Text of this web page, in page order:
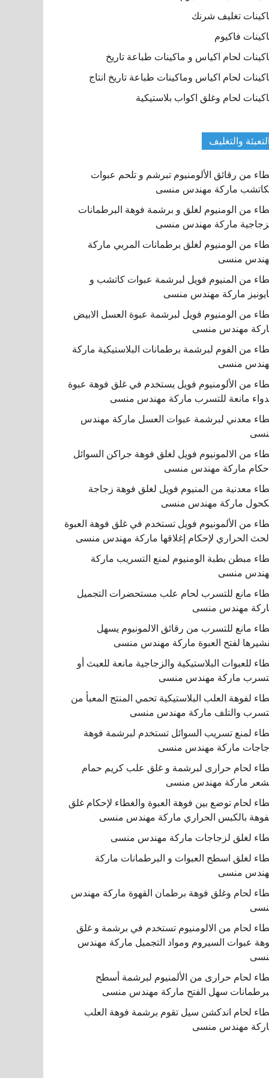
تغليف شرنك
فاكيوم
لحام اكياس و ماكينات طباعة تاريخ
لحام اكياس وماكينات طباعة تاريخ انتاج
لحام وغلق اكواب بلاستيكية
التعبئة والتغليف
من رقائق الألومنيوم تبرشم و تلحم عبوات
ماركة مهندس منسى
من الومنيوم لغلق و برشمة فوهة البرطمانات
ماركة مهندس منسى
من الومنيوم لغلق برطمانات المربي ماركة
منسى
من المنيوم فويل لبرشمة عبوات كاتشب و
ماركة مهندس منسى
من الومنيوم فويل لبرشمة عبوة العسل الابيض
مهندس منسى
من الفوم لبرشمة برطمانات البلاستيكية ماركة
منسى
من الألومنيوم فويل يستخدم في غلق فوهة عبوة
مانعة للتسرب ماركة مهندس منسى
معدني لبرشمة عبوات العسل ماركة مهندس
من الالمونيوم فويل لغلق فوهة جراكن السوائل
ماركة مهندس منسى
معدنية من المنيوم فويل لغلق فوهة زجاجة
ماركة مهندس منسى
من الألمونيوم فويل تستخدم في غلق فوهة العبوة
الحراري لإحكام إغلاقها ماركة مهندس منسى
مبطن بطبة الومنيوم لمنع التسريب ماركة
منسى
مانع للتسرب لحام علب مستحضرات التجميل
مهندس منسى
مانع للتسرب من رقائق الالمونيوم يسهل
لفتح العبوة ماركة مهندس منسى
للعبوات البلاستيكية والزجاجية مانعة للعبث أو
ماركة مهندس منسى
لفوهة العلب البلاستيكية تحمي المنتج المعبأ من
والتلف ماركة مهندس منسى
لمنع تسريب السوائل تستخدم لبرشمة فوهة
ماركة مهندس منسى
لحام حرارى لبرشمة و غلق علب كريم حمام
ماركة مهندس منسى
لحام توضع بين فوهة العبوة والغطاء لإحكام غلق
بالكبس الحراري ماركة مهندس منسى
لغلق لزجاجات ماركة مهندس منسى
لغلق اسطح العبوات و البرطمانات ماركة
منسى
لحام وغلق فوهة برطمان القهوة ماركة مهندس
لحام من الالومنيوم تستخدم في برشمة و غلق
عبوات السيروم ومواد التجميل ماركة مهندس
لحام حرارى من الألمنيوم لبرشمة أسطح
سهل الفتح ماركة مهندس منسى
لحام اندكشن سيل تقوم برشمة فوهة العلب
مهندس منسى